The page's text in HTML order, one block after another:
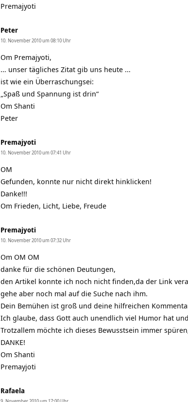
Premajyoti
Peter
10. November 2010 um 08:10 Uhr
Om Premajyoti,
… unser tägliches Zitat gib uns heute …
ist wie ein Überraschungsei:
„Spaß und Spannung ist drin“
Om Shanti
Peter
Premajyoti
10. November 2010 um 07:41 Uhr
OM
Gefunden, konnte nur nicht direkt hinklicken!
Danke!!!
Om Frieden, Licht, Liebe, Freude
Premajyoti
10. November 2010 um 07:32 Uhr
Om OM OM
danke für die schönen Deutungen,
den Artikel konnte ich noch nicht finden,da der Link
gehe aber noch mal auf die Suche nach ihm.
Dein Bemühen ist groß und deine hilfreichen
Ich glaube, dass Gott auch unendlich viel Humor hat
Trotzallem möchte ich dieses Bewusstsein immer
DANKE!
Om Shanti
Premayjoti
Rafaela